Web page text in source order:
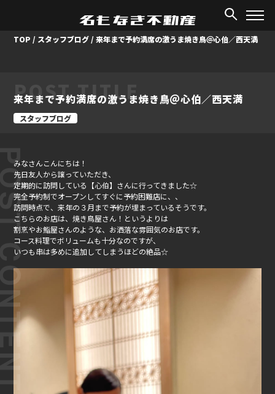
TOP / スタッフブログ /来年まで予約満席の激うま焼き鳥＠心伯／西天満
POST TITLE
来年まで予約満席の激うま焼き鳥＠心伯／西天満
スタッフブログ
みなさんこんにちは！
先日友人から譲っていただき、
定期的に訪問している【心伯】さんに行ってきました☆
完全予約制でオープンしてすぐに予約困難店に、、
訪問時点で、来年の３月まで予約が埋まっているそうです。
こちらのお店は、焼き鳥屋さん！というよりは
割烹やお鮨屋さんのような、お洒落な雰囲気のお店です。
コース料理でボリュームも十分なのですが、
いつも串は多めに追加してしまうほどの絶品☆